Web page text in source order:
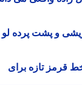
و پشت پرده لو
تازه برای